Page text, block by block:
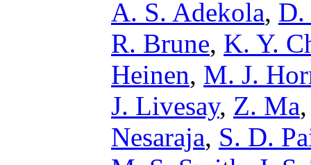
A. S. Adekola, D.
R. Brune, K. Y.
Heinen, M. J.
J. Livesay, Z. Ma
Nesaraja, S. D.